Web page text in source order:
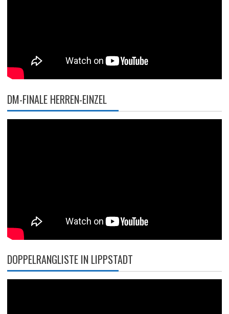
DM-FINALE HERREN-EINZEL
DOPPELRANGLISTE IN LIPPSTADT